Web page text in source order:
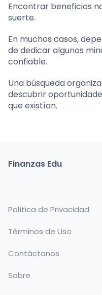
Encontrar beneficios
suerte.
En muchos casos,
de dedicar algunos
confiable.
Una búsqueda
descubrir
que existían.
Finanzas Edu
Política de Privacidad
Términos de Uso
Contáctanos
Sobre